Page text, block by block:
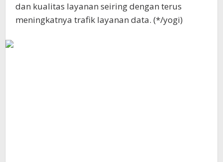
dan kualitas layanan seiring dengan terus
meningkatnya trafik layanan data. (*/yogi)